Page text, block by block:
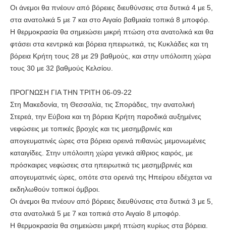
Οι άνεμοι θα πνέουν από βόρειες διευθύνσεις στα δυτικά 4 με 5,
στα ανατολικά 5 με 7 και στο Αιγαίο βαθμιαία τοπικά 8 μποφόρ.
Η θερμοκρασία θα σημειώσει μικρή πτώση στα ανατολικά και θα
φτάσει στα κεντρικά και βόρεια ηπειρωτικά, τις Κυκλάδες και τη
βόρεια Κρήτη τους 28 με 29 βαθμούς, και στην υπόλοιπη χώρα
τους 30 με 32 βαθμούς Κελσίου.
ΠΡΟΓΝΩΣΗ ΓΙΑ ΤΗΝ ΤΡΙΤΗ 06-09-22
Στη Μακεδονία, τη Θεσσαλία, τις Σποράδες, την ανατολική
Στερεά, την Εύβοια και τη βόρεια Κρήτη παροδικά αυξημένες
νεφώσεις με τοπικές βροχές και τις μεσημβρινές και
απογευματινές ώρες στα βόρεια ορεινά πιθανώς μεμονωμένες
καταιγίδες. Στην υπόλοιπη χώρα γενικά αίθριος καιρός, με
πρόσκαιρες νεφώσεις στα ηπειρωτικά τις μεσημβρινές και
απογευματινές ώρες, οπότε στα ορεινά της Ηπείρου εδέχεται να
εκδηλωθούν τοπικοί όμβροι.
Οι άνεμοι θα πνέουν από βόρειες διευθύνσεις στα δυτικά 3 με 5,
στα ανατολικά 5 με 7 και τοπικά στο Αιγαίο 8 μποφόρ.
Η θερμοκρασία θα σημειώσει μικρή πτώση κυρίως στα βόρεια.